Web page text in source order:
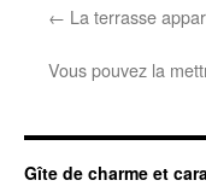
La terrasse
Vous pouvez la
Gîte de charme et